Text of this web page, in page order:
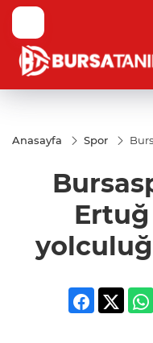
Anasayfa Spor
son